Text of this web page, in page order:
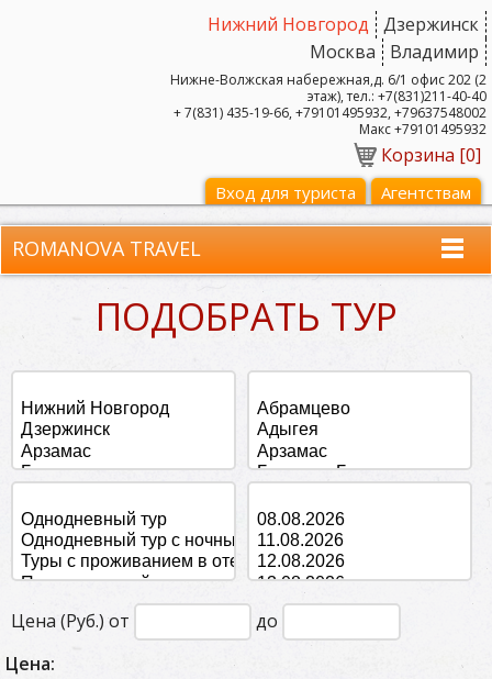
Дзержинск
Нижний Новгород
Владимир
Москва
Нижне-Волжская набережная,д. 6/1 офис 202 (2
этаж), тел.: +7(831)211-40-40
+ 7(831) 435-19-66, +79101495932, +79637548002
Макс +79101495932
Корзина [0]
Вход для туриста Агентствам
ROMANOVA TRAVEL
ПОДОБРАТЬ ТУР
Цена (Руб.) от
до
Цена: